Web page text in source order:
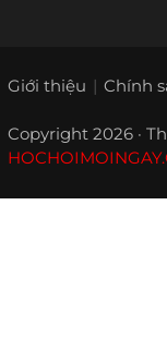
Giới thiệu Chính
Copyright 2026 ·